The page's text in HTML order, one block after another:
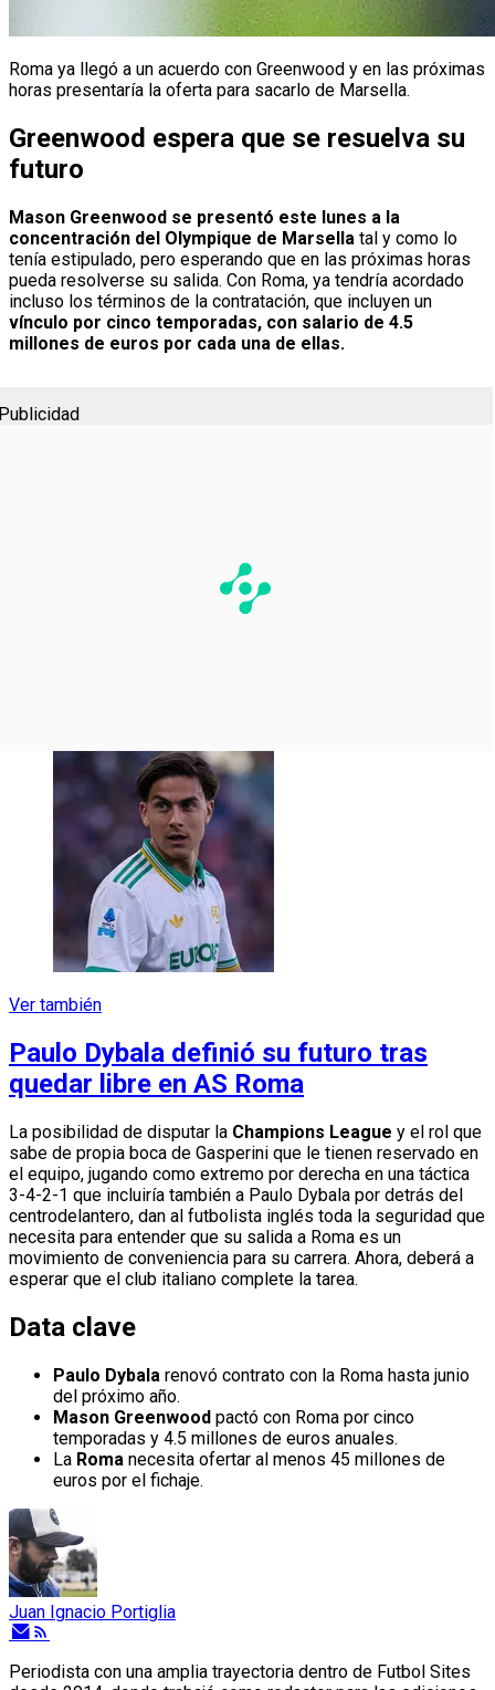
Roma ya llegó a un acuerdo con Greenwood y en las próximas
horas presentaría la oferta para sacarlo de Marsella.
Greenwood espera que se resuelva su
futuro
Mason Greenwood se presentó este lunes a la
concentración del Olympique de Marsella tal y como lo
tenía estipulado, pero esperando que en las próximas horas
pueda resolverse su salida. Con Roma, ya tendría acordado
incluso los términos de la contratación, que incluyen un
vínculo por cinco temporadas, con salario de 4.5
millones de euros por cada una de ellas.
Ver también
Paulo Dybala definió su futuro tras
quedar libre en AS Roma
La posibilidad de disputar la Champions League y el rol que
sabe de propia boca de Gasperini que le tienen reservado en
el equipo, jugando como extremo por derecha en una táctica
3-4-2-1 que incluiría también a Paulo Dybala por detrás del
centrodelantero, dan al futbolista inglés toda la seguridad que
necesita para entender que su salida a Roma es un
movimiento de conveniencia para su carrera. Ahora, deberá a
esperar que el club italiano complete la tarea.
Data clave
Paulo Dybala renovó contrato con la Roma hasta junio
del próximo año.
Mason Greenwood pactó con Roma por cinco
temporadas y 4.5 millones de euros anuales.
La Roma necesita ofertar al menos 45 millones de
euros por el fichaje.
Juan Ignacio Portiglia
Periodista con una amplia trayectoria dentro de Futbol Sites